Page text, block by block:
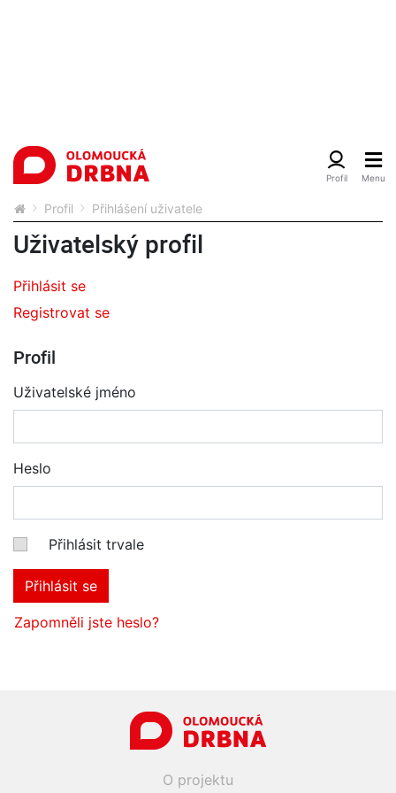
Profil Přihlášení uživatele
Uživatelský profil
Přihlásit se
Registrovat se
Profil
Uživatelské jméno
Heslo
Přihlásit trvale
Přihlásit se
Zapomněli jste heslo?
O projektu